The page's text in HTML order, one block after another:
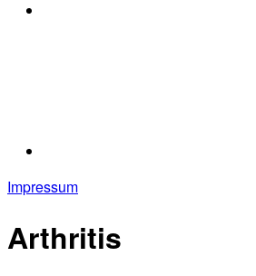
Impressum
Arthritis